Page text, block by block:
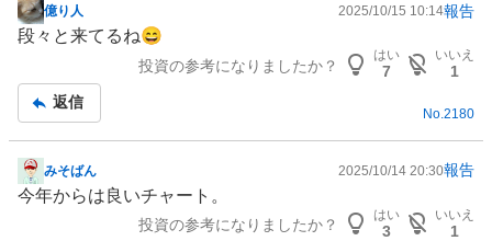
掲
示
事
億り人 2025/10/15 10:14報告
段々と来てるね😄
投資の参考になりましたか？
はい
7
いいえ
1
返信
No. 2180
掲
示
みそばん 2025/10/14 20:30報告
今年からは良いチャート。
投資の参考になりましたか？
はい
3
いいえ
1